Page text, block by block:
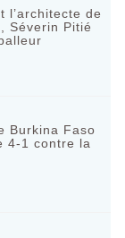
l’architecte de
Séverin Pitié
Burkina Faso
4-1 contre la